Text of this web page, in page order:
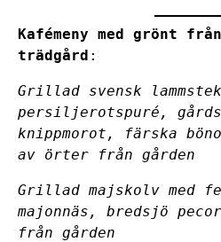
Kafémeny med grönt
trädgård :
Grillad svensk lammstek
persiljerotspuré,
knippmorot, färska
av örter från gården
Grillad majskolv med
majonnäs, bredsjö
från gården